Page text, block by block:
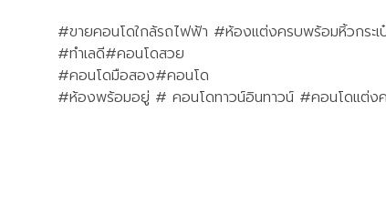
#ขายคอนโดใกล้รถไฟฟ้า #ห้องแต่งครบพร้อมหิ้วกระเ
#ทำเลดี#คอนโดสวย
#คอนโดมือสอง#คอนโด
#ห้องพร้อมอยู่ # คอนโดทาวน์อินทาวน์ #คอนโดแต่